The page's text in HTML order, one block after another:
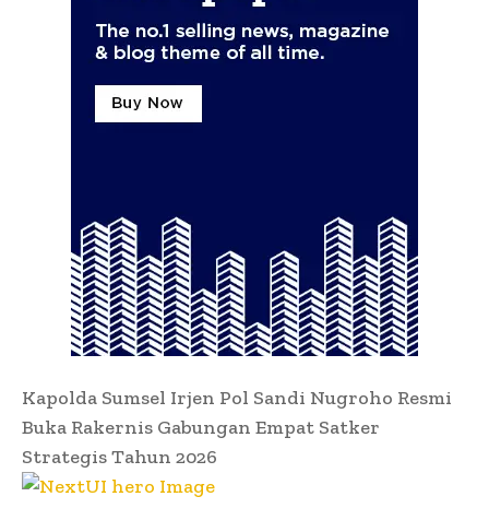
Kapolda Sumsel Irjen Pol Sandi Nugroho Resmi
Buka Rakernis Gabungan Empat Satker
Strategis Tahun 2026